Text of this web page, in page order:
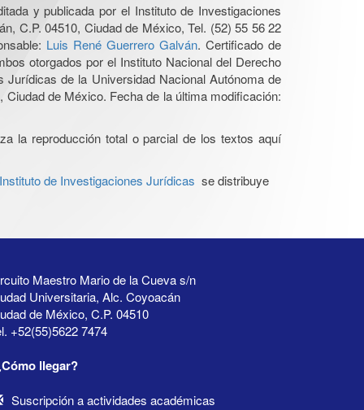
y publicada por el Instituto de Investigaciones
C.P. 04510, Ciudad de México, Tel. (52) 55 56 22
Luis René Guerrero Galván. Certificado de
otorgados por el Instituto Nacional del Derecho
de la Universidad Nacional Autónoma de
de México. Fecha de la última modificación:
la reproducción total o parcial de los textos aquí
de Investigaciones Jurídicas se distribuye
Maestro Mario de la Cueva s/n
Universitaria, Alc. Coyoacán
de México, C.P. 04510
+52(55)5622 7474
llegar?
Suscripción a actividades académicas